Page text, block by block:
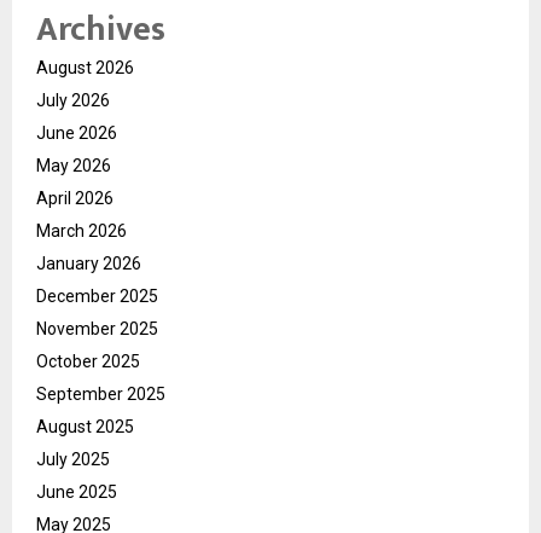
Archives
August 2026
July 2026
June 2026
May 2026
April 2026
March 2026
January 2026
December 2025
November 2025
October 2025
September 2025
August 2025
July 2025
June 2025
May 2025